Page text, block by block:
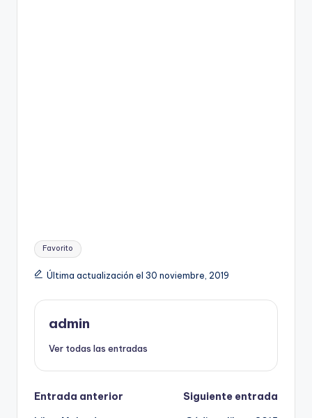
Etiquetas:
Favorito
Última actualización el 30 noviembre, 2019
admin
Ver todas las entradas
Navegación
Entrada anterior
Siguiente entrada